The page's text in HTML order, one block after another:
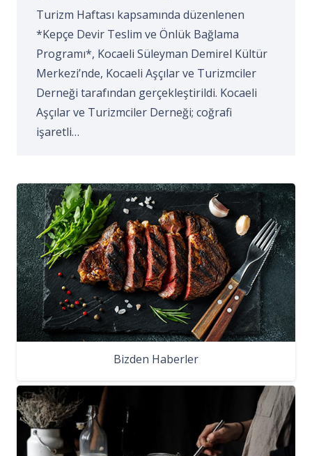
Turizm Haftası kapsamında düzenlenen
*Kepçe Devir Teslim ve Önlük Bağlama
Programı*, Kocaeli Süleyman Demirel Kültür
Merkezi’nde, Kocaeli Aşçılar ve Turizmciler
Derneği tarafından gerçekleştirildi. Kocaeli
Aşçılar ve Turizmciler Derneği; coğrafi
işaretli…
Bizden Haberler